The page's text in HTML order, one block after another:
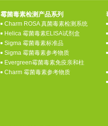
霉菌毒素检测产品系列
Charm ROSA 真菌毒素检测系统
Helica 霉菌毒素ELISA试剂盒
Sigma 霉菌毒素标准品
Sigma 霉菌毒素参考物质
Evergreen霉菌毒素免疫亲和柱
Charm 霉菌毒素参考物质